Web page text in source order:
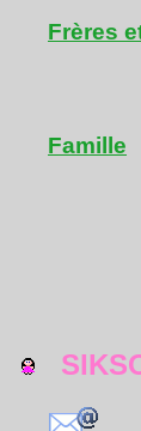
Frères
Famille